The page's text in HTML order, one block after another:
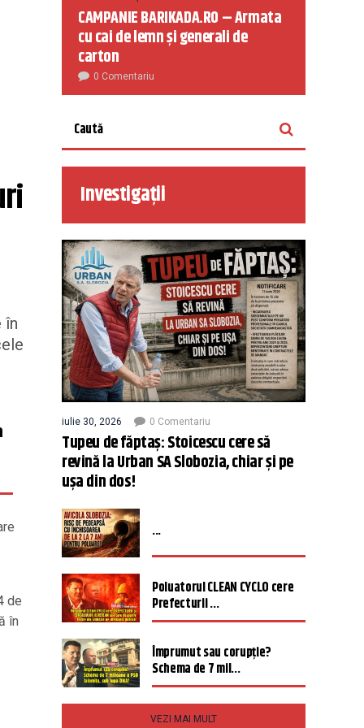
în
de
în
CAMPANIE BARIKADA.RO – Armata
cu cai de lemn și generali de
carton
0 Comentariu
Investigații
iulie 30, 2026 0 Comentariu
Tupeu de făptaș: Stoicescu cere să
revină la Urban SA Slobozia, chiar și pe
ușa din dos!
...
Poluatorul CLEAN CYCLO cere
Prefecturii ...
Împrumut sau corupție?
Schema de 7 mil...
VEZI MAI MULT